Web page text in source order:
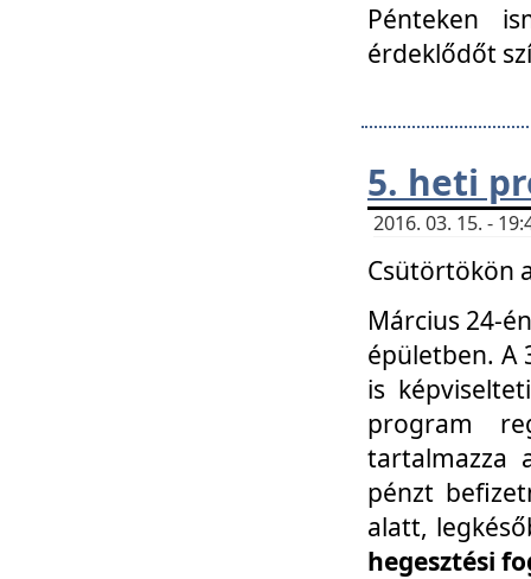
Pénteken
érdeklődőt
5. heti
2016. 03. 15. -
Csütörtökön
Március 24-
épületben. A
is
program
tartalmazza
pénzt
alatt,
hegesztési